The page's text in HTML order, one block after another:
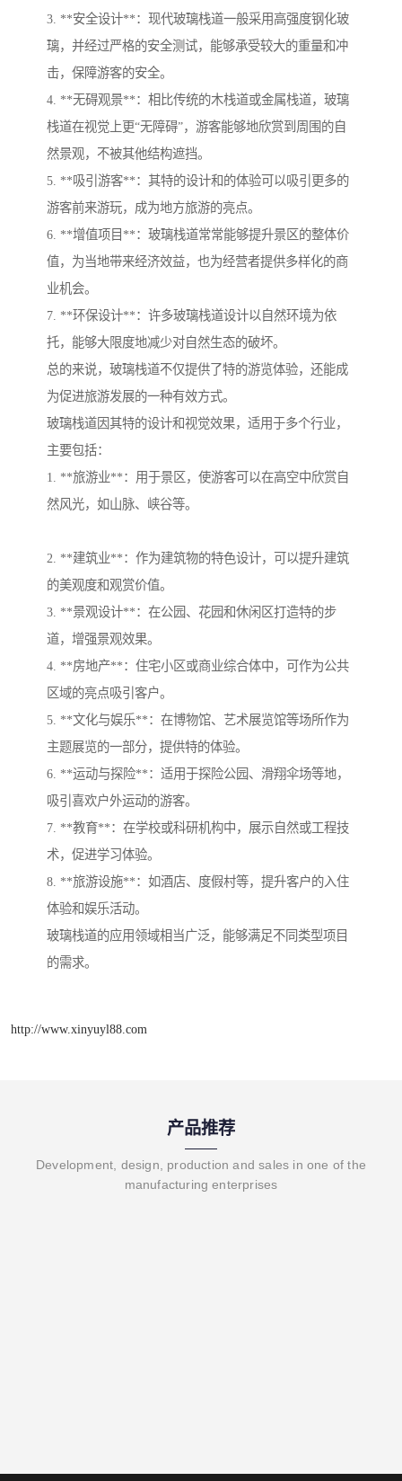
3. **安全设计**：现代玻璃栈道一般采用高强度钢化玻
璃，并经过严格的安全测试，能够承受较大的重量和冲
击，保障游客的安全。
4. **无碍观景**：相比传统的木栈道或金属栈道，玻璃
栈道在视觉上更“无障碍”，游客能够地欣赏到周围的自
然景观，不被其他结构遮挡。
5. **吸引游客**：其特的设计和的体验可以吸引更多的
游客前来游玩，成为地方旅游的亮点。
6. **增值项目**：玻璃栈道常常能够提升景区的整体价
值，为当地带来经济效益，也为经营者提供多样化的商
业机会。
7. **环保设计**：许多玻璃栈道设计以自然环境为依
托，能够大限度地减少对自然生态的破坏。
总的来说，玻璃栈道不仅提供了特的游览体验，还能成
为促进旅游发展的一种有效方式。
玻璃栈道因其特的设计和视觉效果，适用于多个行业，
主要包括：
1. **旅游业**：用于景区，使游客可以在高空中欣赏自
然风光，如山脉、峡谷等。
2. **建筑业**：作为建筑物的特色设计，可以提升建筑
的美观度和观赏价值。
3. **景观设计**：在公园、花园和休闲区打造特的步
道，增强景观效果。
4. **房地产**：住宅小区或商业综合体中，可作为公共
区域的亮点吸引客户。
5. **文化与娱乐**：在博物馆、艺术展览馆等场所作为
主题展览的一部分，提供特的体验。
6. **运动与探险**：适用于探险公园、滑翔伞场等地，
吸引喜欢户外运动的游客。
7. **教育**：在学校或科研机构中，展示自然或工程技
术，促进学习体验。
8. **旅游设施**：如酒店、度假村等，提升客户的入住
体验和娱乐活动。
玻璃栈道的应用领域相当广泛，能够满足不同类型项目
的需求。
http://www.xinyuyl88.com
产品推荐
Development, design, production and sales in one of the
manufacturing enterprises